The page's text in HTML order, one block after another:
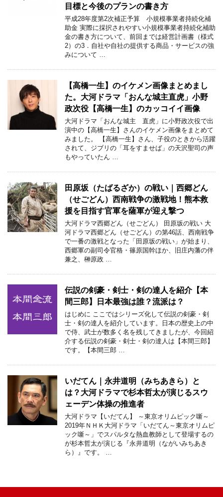
目標と今後のプランの書き方
平成28年度第2次補正予算 小規模事業者持続化補
助金 実際に採択されやすい小規模事業者持続化補助
金の書き方について、前回までは経営計画書（様式
2）の3．自社や自社の提供する商品・サービスの強
みについて …
【高橋一生】のイケメン画像まとめまし
た。大河ドラマ「おんな城主直虎」小野
政次役【高橋一生】のカッコイイ画像
大河ドラマ「おんな城主 直虎」に小野政次役で出
演中の【高橋一生】さんのイケメン画像をまとめて
みました。 【高橋一生】さん、子役のときから活躍
されて、ジブリの「耳をすませば」の天沢聖司の声
もやっていたん …
田原坂（たばるざか）の戦い｜西郷どん
（せごどん）西南戦争の激戦地！熊本救
援を目指す官軍を薩軍が迎え撃つ
大河ドラマ西郷どん（せごどん） 田原坂の戦い 大
河ドラマ西郷どん（せごどん）の第46話、西南戦争
で一番の激戦となった「田原坂の戦い」が始まり、
西郷軍の副司令官格・篠原国幹ほか、旧庄内藩の伴
兼之、榊原政 …
伝説の剣豪・剣士・剣の達人を紹介【本
間三郎】日本最強は誰？流派は？
はじめに ここではシリーズ化して伝説の剣豪・剣
士・剣の達人を紹介しています。日本の歴史上の中
で侍、武士が数多く名を残してきましたが、今回紹
介する伝説の剣豪・剣士・剣の達人は【本間三郎】
です。【本間三郎 …
いだてん｜永井道明（みちあきら）と
は？大河ドラマで杉本哲太が演じるスウ
ェーデン体操の推進者
大河ドラマ【いだてん】 ～東京オリムピック噺～
2019年ＮＨＫ大河ドラマ「いだてん～東京オリムピ
ック噺～」でスパルタな熱血教師として登場するの
が杉本哲太が演じる『永井道明（ながいみちあき
ら）』です。 …